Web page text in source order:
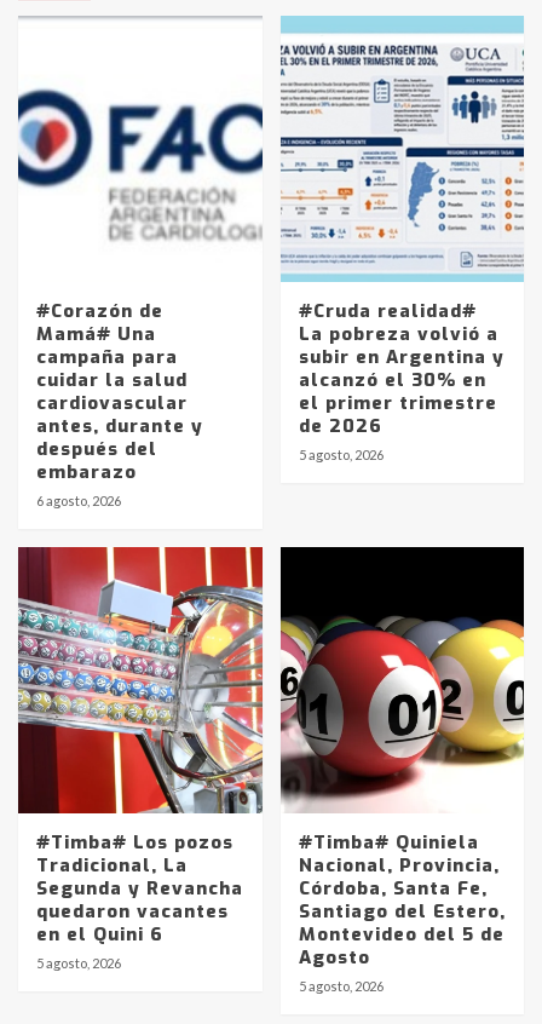
#Corazón de
Mamá# Una
campaña para
cuidar la salud
cardiovascular
antes, durante y
después del
embarazo
6 agosto, 2026
#Cruda realidad#
La pobreza volvió a
subir en Argentina y
alcanzó el 30% en
el primer trimestre
de 2026
5 agosto, 2026
#Timba# Los pozos
Tradicional, La
Segunda y Revancha
quedaron vacantes
en el Quini 6
5 agosto, 2026
#Timba# Quiniela
Nacional, Provincia,
Córdoba, Santa Fe,
Santiago del Estero,
Montevideo del 5 de
Agosto
5 agosto, 2026
Identidad de los adolescentes
pampeanos que fueron